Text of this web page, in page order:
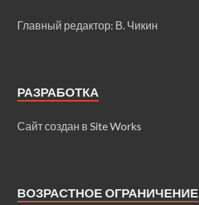
Главный редактор: В. Чикин
РАЗРАБОТКА
Сайт создан в Site Works
ВОЗРАСТНОЕ ОГРАНИЧЕНИЕ